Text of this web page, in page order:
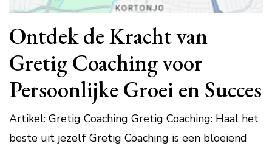
Ontdek de Kracht van
Gretig Coaching voor
Persoonlijke Groei en Succes
Artikel: Gretig Coaching Gretig Coaching: Haal het
beste uit jezelf Gretig Coaching is een bloeiend